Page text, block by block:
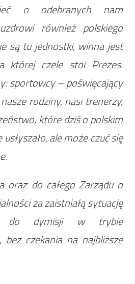
o odebranych nam
również polskiego
są tu jednostki, winna jest
której czele stoi Prezes.
sportowcy – poświęcający
rodziny, nasi trenerzy,
które dziś o polskim
ale może czuć się
oraz do całego Zarządu o
za zaistniałą sytuację
dymisji w trybie
czekania na najbliższe